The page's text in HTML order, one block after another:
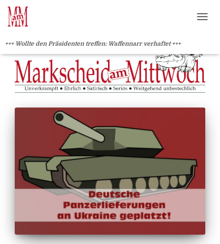
+++ Wollte den Präsidenten treffen: Waffennarr verhaftet +++